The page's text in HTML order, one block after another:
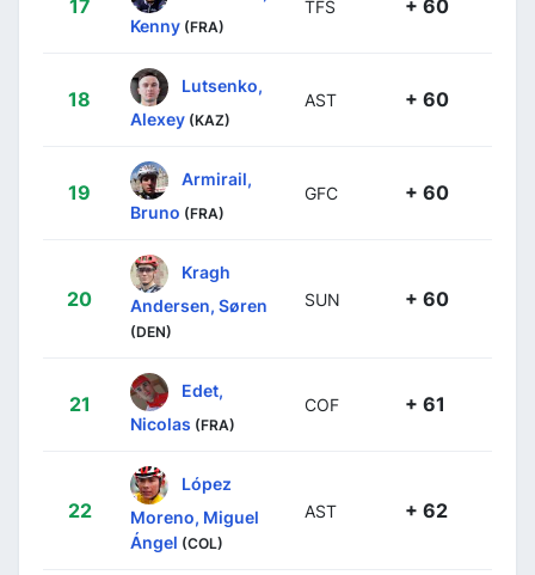
17
Kenny (FRA)
TFS + 60
18
Lutsenko,
Alexey (KAZ)
AST + 60
19
Armirail,
Bruno (FRA)
GFC + 60
20
Kragh
Andersen, Søren
(DEN)
SUN + 60
21
Edet,
Nicolas (FRA)
COF + 61
22
López
Moreno, Miguel
Ángel (COL)
AST + 62